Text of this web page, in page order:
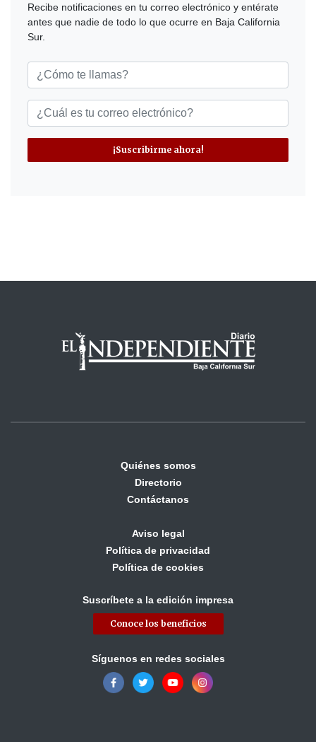
Recibe notificaciones en tu correo electrónico y entérate
antes que nadie de todo lo que ocurre en Baja California
Sur.
¡Suscribirme ahora!
Quiénes somos
Directorio
Contáctanos
Aviso legal
Política de privacidad
Política de cookies
Suscríbete a la edición impresa
Conoce los beneficios
Síguenos en redes sociales